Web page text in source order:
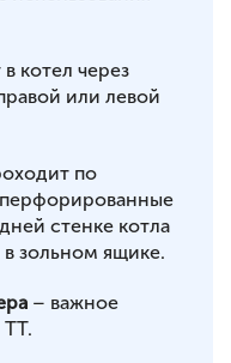
котел через
или левой
по
стенке котла
в зольном ящике.
– важное